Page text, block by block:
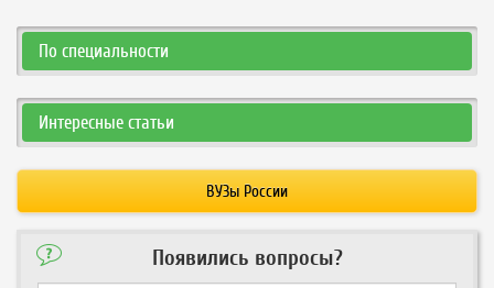
По специальности
Интересные статьи
ВУЗы России
Появились вопросы?